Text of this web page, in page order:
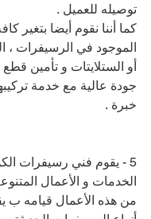
توصيله للعميل .
كما أننا نقوم أيضا بتغير
الموجود في الرسيفرات ،
أو الستلايتات و تأمين
جودة عالية مع خدمة
خبرة .
5 - يقوم فني رسيفرات
الخدمات و الأعمال
من هذه الأعمال قيامه ب